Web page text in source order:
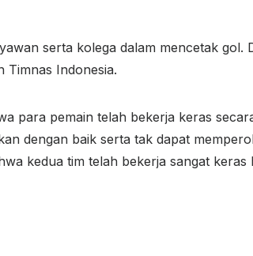
serta kolega dalam mencetak gol.
Timnas Indonesia.
para pemain telah bekerja keras
dengan baik serta tak dapat
kedua tim telah bekerja sangat keras